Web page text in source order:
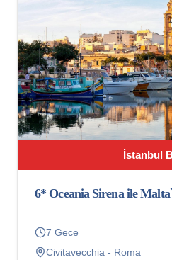
İstanbul
6* Oceania Sirena ile
7 Gece
Civitavecchia - Roma